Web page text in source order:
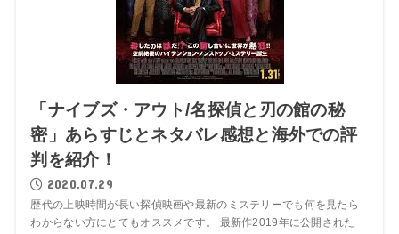
「ナイブズ・アウト/名探偵と刃の館の秘
密」あらすじとネタバレ感想と海外での評
判を紹介！
2020.07.29
歴代の上映時間が長い探偵映画や最新のミステリーでも何を見たら
わからない方にとてもオススメです。 最新作2019年に公開された